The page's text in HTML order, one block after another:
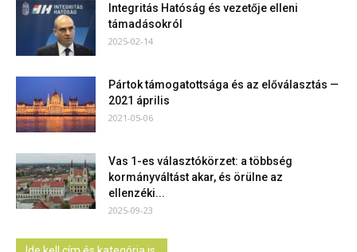
Integritás Hatóság és vezetője elleni
támadásokról
2025-02-14
Pártok támogatottsága és az előválasztás —
2021 április
2021-05-06
Vas 1-es választókörzet: a többség
kormányváltást akar, és örülne az
ellenzéki...
2025-09-23